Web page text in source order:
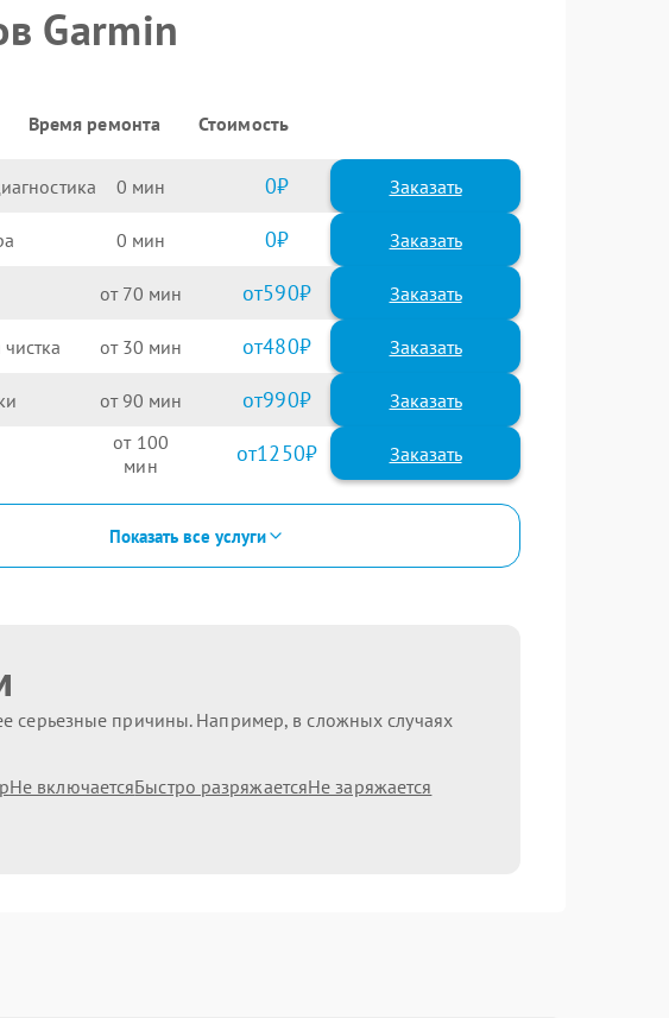
Garmin
Время ремонта Стоимость
0 0 Заказать
0 0 Заказать
70 590
30 480
90 990
100 1250
Показать все услуги
серьезные причины. Например, в сложных случаях
Не включаетсяБыстро разряжаетсяНе заряжается